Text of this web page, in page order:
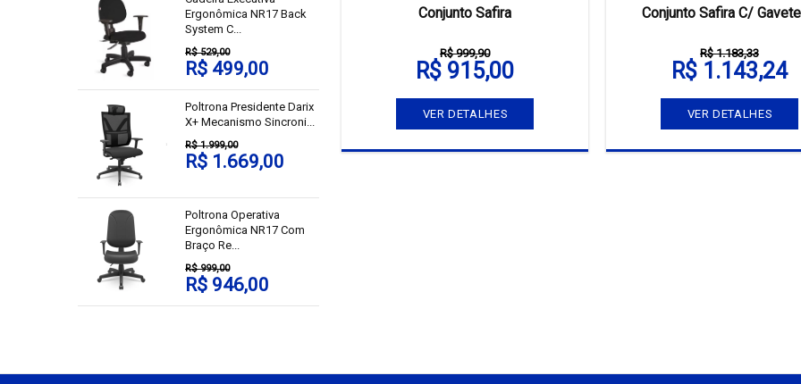
Ergonômica NR17 Back
System C...
R$ 529,00
R$ 499,00
Poltrona Presidente Darix
X+ Mecanismo Sincroni...
R$ 1.999,00
R$ 1.669,00
Poltrona Operativa
Ergonômica NR17 Com
Braço Re...
R$ 999,00
R$ 946,00
Conjunto Safira
R$ 999,90
R$ 915,00
VER DETALHES
Conjunto Safira C/
R$ 1.183,33
R$ 1.143,24
VER DETALHES